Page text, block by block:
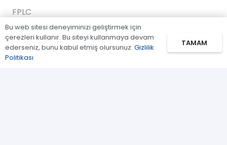
FPLC
Gaz Kromatografi
Standartlar/Reaktifler
Bu web sitesi deneyiminizi geliştirmek için
çerezleri kullanır. Bu siteyi kullanmaya devam
ederseniz, bunu kabul etmiş olursunuz. Gizlilik
Politikası
TAMAM